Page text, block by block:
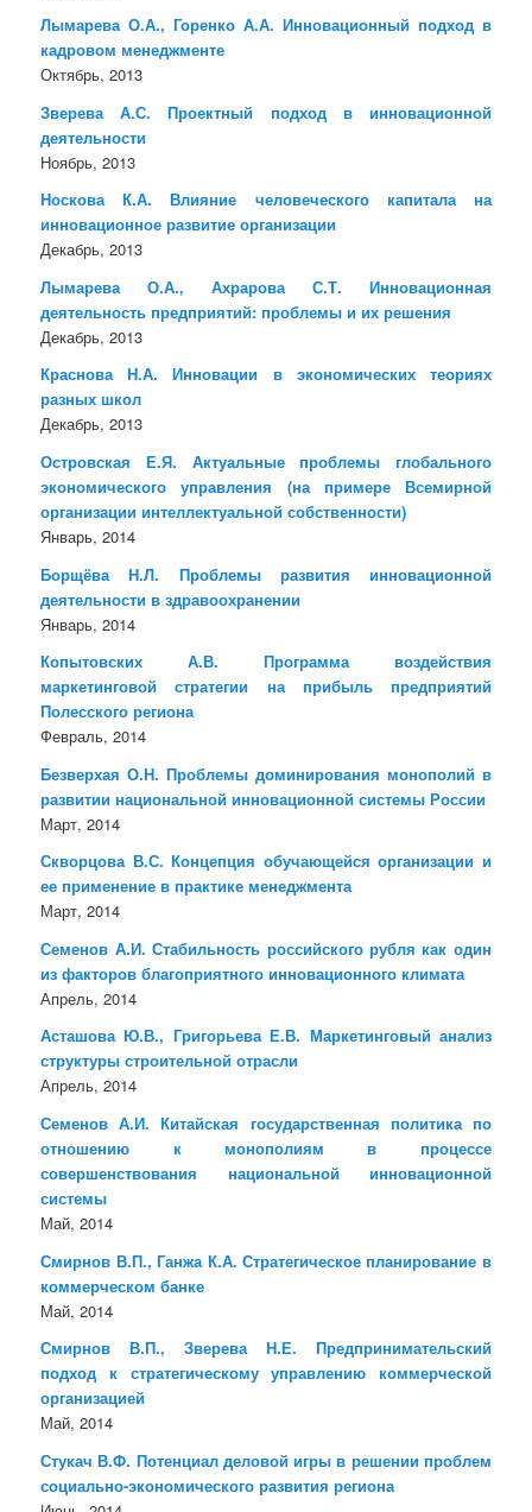
Лымарева О.А., Горенко А.А. Инновационный подход в
кадровом менеджменте
Октябрь, 2013
Зверева А.С. Проектный подход в инновационной
деятельности
Ноябрь, 2013
Носкова К.А. Влияние человеческого капитала на
инновационное развитие организации
Декабрь, 2013
Лымарева О.А., Ахрарова С.Т. Инновационная
деятельность предприятий: проблемы и их решения
Декабрь, 2013
Краснова Н.А. Инновации в экономических теориях
разных школ
Декабрь, 2013
Островская Е.Я. Актуальные проблемы глобального
экономического управления (на примере Всемирной
организации интеллектуальной собственности)
Январь, 2014
Борщёва Н.Л. Проблемы развития инновационной
деятельности в здравоохранении
Январь, 2014
Копытовских А.В. Программа воздействия
маркетинговой стратегии на прибыль предприятий
Полесского региона
Февраль, 2014
Безверхая О.Н. Проблемы доминирования монополий в
развитии национальной инновационной системы России
Март, 2014
Скворцова В.С. Концепция обучающейся организации и
ее применение в практике менеджмента
Март, 2014
Семенов А.И. Стабильность российского рубля как один
из факторов благоприятного инновационного климата
Апрель, 2014
Асташова Ю.В., Григорьева Е.В. Маркетинговый анализ
структуры строительной отрасли
Апрель, 2014
Семенов А.И. Китайская государственная политика по
отношению к монополиям в процессе
совершенствования национальной инновационной
системы
Май, 2014
Смирнов В.П., Ганжа К.А. Стратегическое планирование в
коммерческом банке
Май, 2014
Смирнов В.П., Зверева Н.Е. Предпринимательский
подход к стратегическому управлению коммерческой
организацией
Май, 2014
Стукач В.Ф. Потенциал деловой игры в решении проблем
социально-экономического развития региона